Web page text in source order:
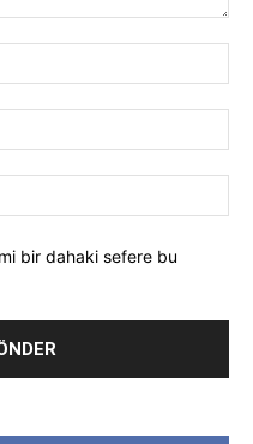
bir dahaki sefere bu